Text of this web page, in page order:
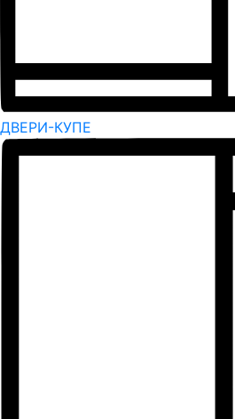
ДВЕРИ-КУПЕ